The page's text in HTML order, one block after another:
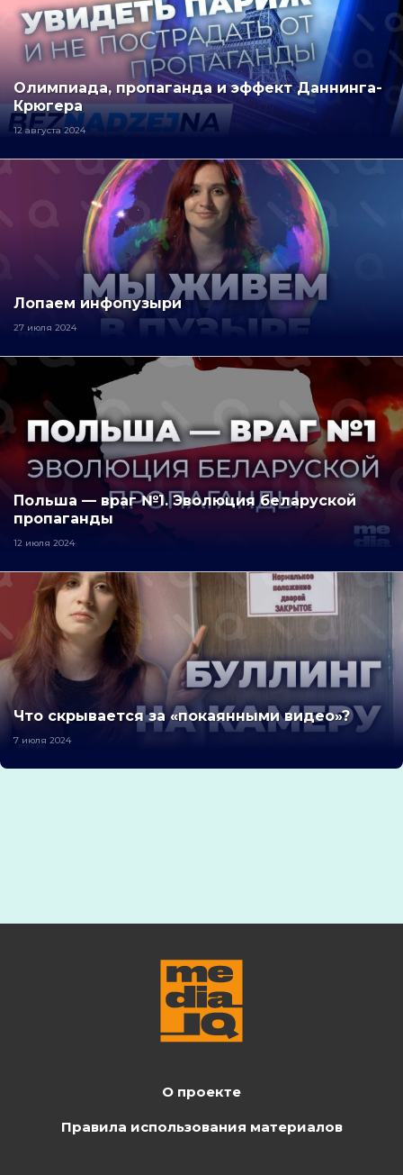
Олимпиада, пропаганда и эффект Даннинга-
Крюгера
12 августа 2024
Лопаем инфопузыри
27 июля 2024
Польша — враг №1. Эволюция беларуской
пропаганды
12 июля 2024
Что скрывается за «покаянными видео»?
7 июля 2024
О проекте
Правила использования материалов